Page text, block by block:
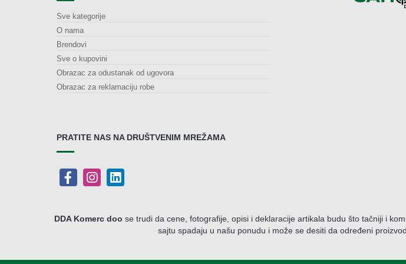
Sve kategorije
O nama
Brendovi
Sve o kupovini
Obrazac za odustanak od ugovora
Obrazac za reklamaciju robe
PRATITE NAS NA DRUŠTVENIM MREŽAMA
DDA Komerc doo se trudi da cene, fotografije, opisi i deklaracije artikala budu što tačniji i
sajtu spadaju u našu ponudu i može se desiti da određeni